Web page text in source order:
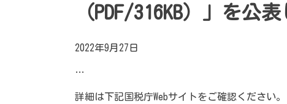
（PDF/316KB）」を公
2022年9月27日
…
詳細は下記国税庁Webサイトをご確認ください。